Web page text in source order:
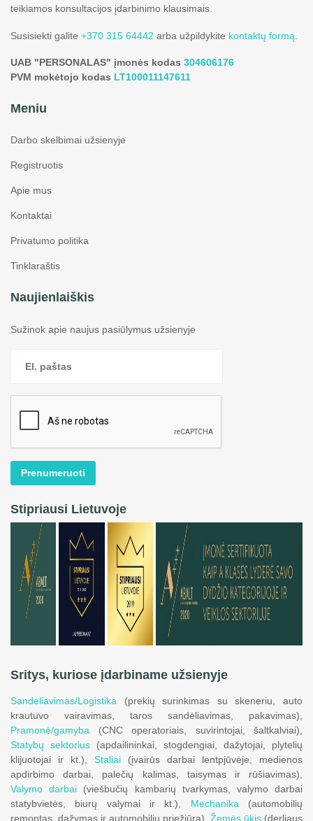
teikiamos konsultacijos įdarbinimo klausimais.
Susisiekti galite +370 315 64442 arba užpildykite kontaktų formą
UAB "PERSONALAS" įmonės kodas 304606176
PVM mokėtojo kodas LT100011147611
Meniu
Darbo skelbimai užsienyje
Registruotis
Apie mus
Kontaktai
Privatumo politika
Tinklaraštis
Naujienlaiškis
Sužinok apie naujus pasiūlymus užsienyje
Prenumeruoti
Stipriausi Lietuvoje
Sritys, kuriose įdarbiname užsienyje
Sandėliavimas/Logistika (prekių surinkimas su skeneriu, auto
krautuvo vairavimas, taros sandėliavimas, pakavimas),
Pramonė/gamyba (CNC operatoriais, suvirintojai, šaltkalviai),
Statybų sektorius (apdailininkai, stogdengiai, dažytojai, plytelių
klijuotojai ir kt.), Staliai (įvairūs darbai lentpjūvėje, medienos
apdirbimo darbai, palečių kalimas, taisymas ir rūšiavimas),
Valymo darbai (viešbučių kambarių tvarkymas, valymo darbai
statybvietės, biurų valymai ir kt.), Mechanika (automobilių
remontas, dažymas ir automobilių priežiūra), Žemės ūkis (derliaus